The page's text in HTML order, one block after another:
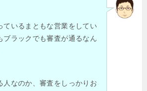
ているまともな営業をしてい
ブラックでも審査が通るなん
人なのか、審査をしっかりお